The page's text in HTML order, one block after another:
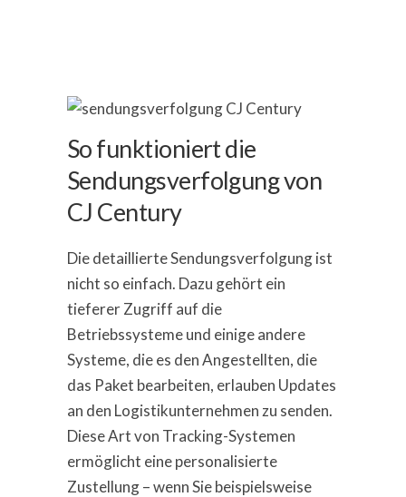
So funktioniert die
Sendungsverfolgung von
CJ Century
Die detaillierte Sendungsverfolgung ist
nicht so einfach. Dazu gehört ein
tieferer Zugriff auf die
Betriebssysteme und einige andere
Systeme, die es den Angestellten, die
das Paket bearbeiten, erlauben Updates
an den Logistikunternehmen zu senden.
Diese Art von Tracking-Systemen
ermöglicht eine personalisierte
Zustellung – wenn Sie beispielsweise